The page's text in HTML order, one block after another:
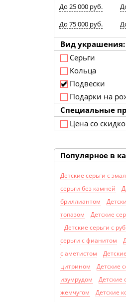
До 25 000 руб.
До 75 000 руб.
Вид украшения:
Серьги
Кольца
Подвески
Подарки на
Специальные
Цена со
Популярное в
Детские серьги с
серьги без камней
бриллиантом
топазом
Детские
Детские серьги с
серьги с фианитом
с аметистом
цитрином
Детские
изумрудом
Детские
жемчугом
Детские